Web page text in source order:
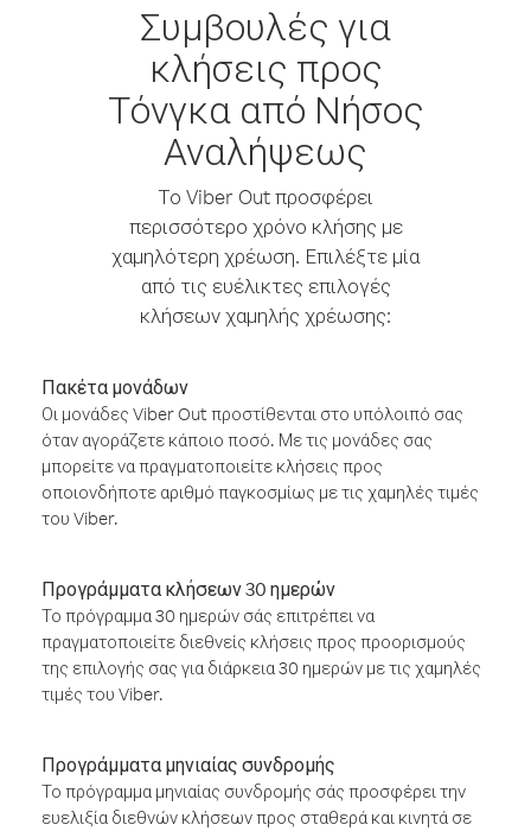
Συμβουλές για
κλήσεις προς
Τόνγκα από Νήσος
Αναλήψεως
Το Viber Out προσφέρει
περισσότερο χρόνο κλήσης με
χαμηλότερη χρέωση. Επιλέξτε μία
από τις ευέλικτες επιλογές
κλήσεων χαμηλής χρέωσης:
Πακέτα μονάδων
Οι μονάδες Viber Out προστίθενται στο υπόλοιπό σας
όταν αγοράζετε κάποιο ποσό. Με τις μονάδες σας
μπορείτε να πραγματοποιείτε κλήσεις προς
οποιονδήποτε αριθμό παγκοσμίως με τις χαμηλές τιμές
του Viber.
Προγράμματα κλήσεων 30 ημερών
Το πρόγραμμα 30 ημερών σάς επιτρέπει να
πραγματοποιείτε διεθνείς κλήσεις προς προορισμούς
της επιλογής σας για διάρκεια 30 ημερών με τις χαμηλές
τιμές του Viber.
Προγράμματα μηνιαίας συνδρομής
Το πρόγραμμα μηνιαίας συνδρομής σάς προσφέρει την
ευελιξία διεθνών κλήσεων προς σταθερά και κινητά σε